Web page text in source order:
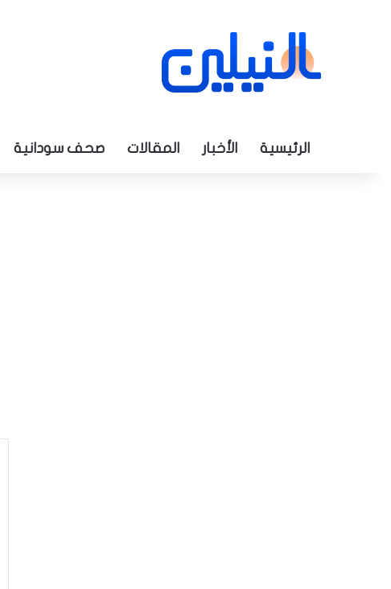
الرئيسية الأخبار المقالات صحف سودانية